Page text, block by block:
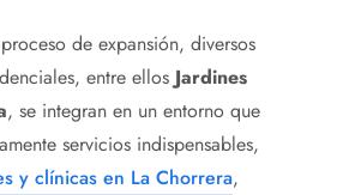
de expansión, diversos
entre ellos Jardines
, se integran en un entorno que
servicios indispensables,
y clínicas en La Chorrera,